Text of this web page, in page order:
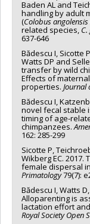
Baden AL and
handling by adult
(Colobus
related species,
637-646
Bădescu I, Sicotte
Watts DP and
transfer by wild
Effects of
properties. Journal
Bădescu I,
novel fecal stable
timing of age-
chimpanzees.
162: 285-299
Sicotte P,
Wikberg EC.
female dispersal in
Primatology79(7):
Bădescu I, Watts
Alloparenting is
lactation effort
Royal Society Open